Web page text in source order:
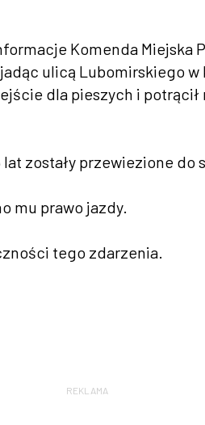
Komenda Miejska
ulicą Lubomirskiego w
dla pieszych i
zostały przewiezione do
mu prawo jazdy.
tego zdarzenia.
REKLAMA